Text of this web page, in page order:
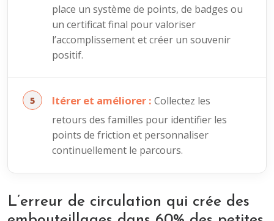
place un système de points, de badges ou
un certificat final pour valoriser
l’accomplissement et créer un souvenir
positif.
Itérer et améliorer : Collectez les
retours des familles pour identifier les
points de friction et personnaliser
continuellement le parcours.
L’erreur de circulation qui crée des